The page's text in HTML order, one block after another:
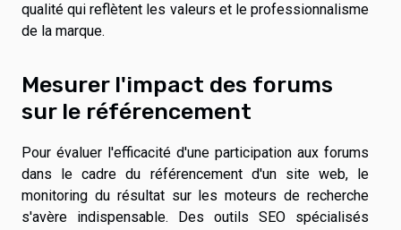
qualité qui reflètent les valeurs et le professionnalisme
de la marque.
Mesurer l'impact des forums
sur le référencement
Pour évaluer l'efficacité d'une participation aux forums
dans le cadre du référencement d'un site web, le
monitoring du résultat sur les moteurs de recherche
s'avère indispensable. Des outils SEO spécialisés